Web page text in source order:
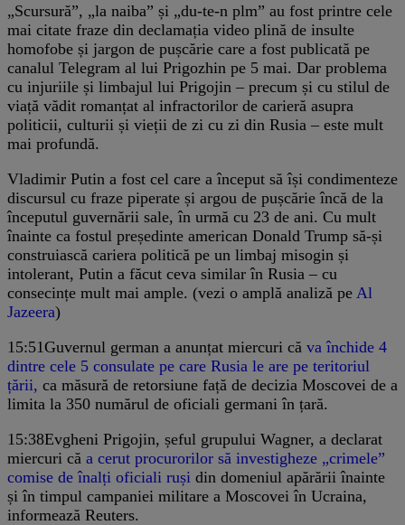
„Scursură”, „la naiba” și „du-te-n plm” au fost printre cele
mai citate fraze din declamația video plină de insulte
homofobe și jargon de pușcărie care a fost publicată pe
canalul Telegram al lui Prigozhin pe 5 mai. Dar problema
cu injuriile și limbajul lui Prigojin – precum și cu stilul de
viață vădit romanțat al infractorilor de carieră asupra
politicii, culturii și vieții de zi cu zi din Rusia – este mult
mai profundă.
Vladimir Putin a fost cel care a început să își condimenteze
discursul cu fraze piperate și argou de pușcărie încă de la
începutul guvernării sale, în urmă cu 23 de ani. Cu mult
înainte ca fostul președinte american Donald Trump să-și
construiască cariera politică pe un limbaj misogin și
intolerant, Putin a făcut ceva similar în Rusia – cu
consecințe mult mai ample. (vezi o amplă analiză pe Al
Jazeera)
15:51Guvernul german a anunțat miercuri că va închide 4
dintre cele 5 consulate pe care Rusia le are pe teritoriul
țării, ca măsură de retorsiune față de decizia Moscovei de a
limita la 350 numărul de oficiali germani în țară.
15:38Evgheni Prigojin, șeful grupului Wagner, a declarat
miercuri că a cerut procurorilor să investigheze „crimele”
comise de înalți oficiali ruși din domeniul apărării înainte
și în timpul campaniei militare a Moscovei în Ucraina,
informează Reuters.